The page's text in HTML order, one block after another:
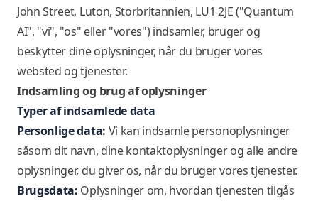
John Street, Luton, Storbritannien, LU1 2JE("Quantum
AI", "vi", "os" eller "vores") indsamler, bruger og
beskytter dine oplysninger, når du bruger vores
websted og tjenester.
Indsamling og brug af oplysninger
Typer af indsamlede data
Personlige data: Vi kan indsamle personoplysninger
såsom dit navn, dine kontaktoplysninger og alle andre
oplysninger, du giver os, når du bruger vores tjenester.
Brugsdata: Oplysninger om, hvordan tjenesten tilgås